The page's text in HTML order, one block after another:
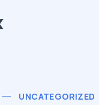
UNCATEGORIZED